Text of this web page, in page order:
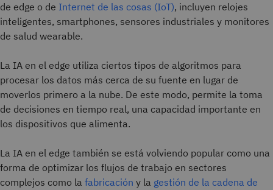
de edge o de Internet de las cosas (IoT), incluyen relojes
inteligentes, smartphones, sensores industriales y monitores
de salud wearable.
La IA en el edge utiliza ciertos tipos de algoritmos para
procesar los datos más cerca de su fuente en lugar de
moverlos primero a la nube. De este modo, permite la toma
de decisiones en tiempo real, una capacidad importante en
los dispositivos que alimenta.
La IA en el edge también se está volviendo popular como una
forma de optimizar los flujos de trabajo en sectores
complejos como la fabricación y la gestión de la cadena de